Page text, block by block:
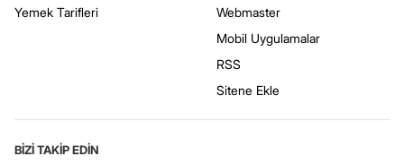
Yemek Tarifleri
Webmaster
Mobil Uygulamalar
RSS
Sitene Ekle
BİZİ TAKİP EDİN